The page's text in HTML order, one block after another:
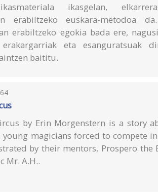
ikasgelan,
erabiltzeko euskara-metodoa
erabiltzeko egokia bada ere,
erakargarriak eta esanguratsuak
baititu.
by Erin Morgenstern is a story
magicians forced to compete
by their mentors, Prospero the
Mr. A.H..